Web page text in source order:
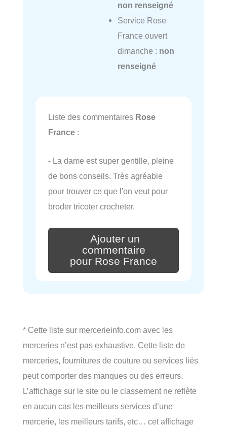
non renseigné
Service Rose
France ouvert
dimanche : non
renseigné
Liste des commentaires Rose
France :
- La dame est super gentille, pleine
de bons conseils. Très agréable
pour trouver ce que l'on veut pour
broder tricoter crocheter.
Ajouter un
commentaire
pour Rose France
* Cette liste sur mercerieinfo.com avec les
merceries n’est pas exhaustive. Cette liste de
merceries, fournitures de couture ou services liés
peut comporter des manques ou des erreurs.
L’affichage sur le site ou le classement ne reflète
en aucun cas les meilleurs services d’une
mercerie, les meilleurs tarifs, etc… cet affichage